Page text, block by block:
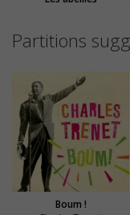
Partitions
Boum !